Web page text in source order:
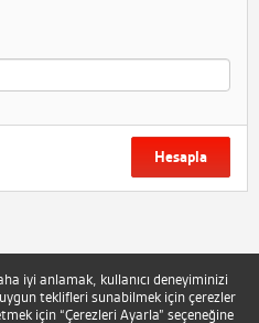
Hesapla